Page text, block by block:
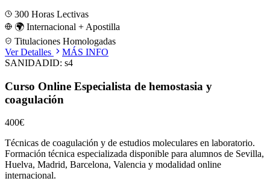
300 Horas Lectivas
🌍 Internacional + Apostilla
Titulaciones Homologadas
Ver Detalles
MÁS INFO
SANIDADID: s4
Curso Online Especialista de hemostasia y
coagulación
400€
Técnicas de coagulación y de estudios moleculares en laboratorio.
Formación técnica especializada disponible para alumnos de Sevilla,
Huelva, Madrid, Barcelona, Valencia y modalidad online
internacional.